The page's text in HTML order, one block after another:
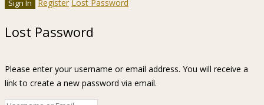
Register Lost Password
Lost Password
Please enter your username or email address. You will receive a
link to create a new password via email.